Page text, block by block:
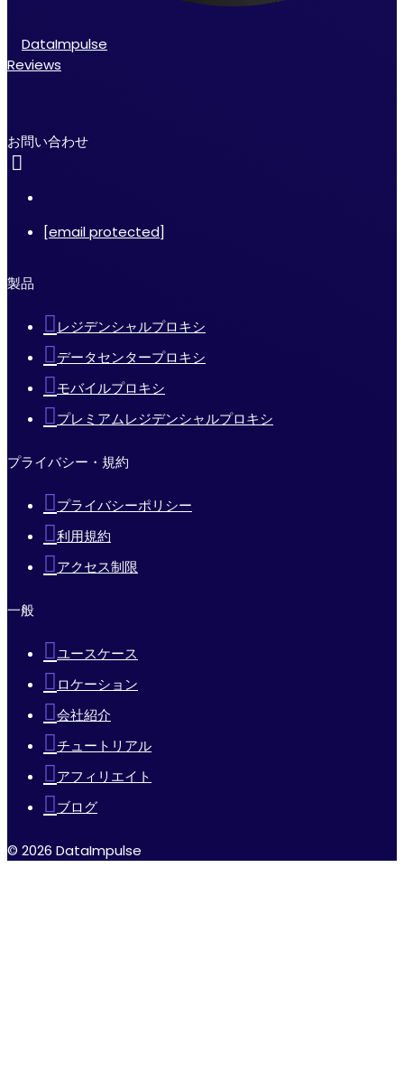
DataImpulse
Reviews
お問い合わせ
[email protected]
製品
レジデンシャルプロキシ
データセンタープロキシ
モバイルプロキシ
プレミアムレジデンシャルプロキシ
プライバシー・規約
プライバシーポリシー
利用規約
アクセス制限
一般
ユースケース
ロケーション
会社紹介
チュートリアル
アフィリエイト
ブログ
© 2026 DataImpulse